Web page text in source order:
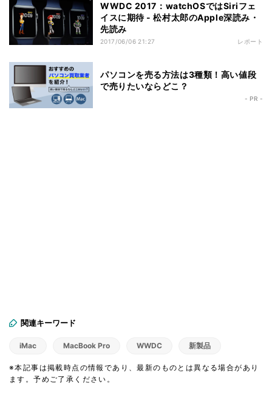
WWDC 2017：watchOSではSiriフェ
イスに期待 - 松村太郎のApple深読み・
先読み
2017/06/06 21:27 レポート
パソコンを売る方法は3種類！高い値段
で売りたいならどこ？
- PR -
関連キーワード
iMac MacBook Pro WWDC 新製品
※本記事は掲載時点の情報であり、最新のものとは異なる場合があり
ます。予めご了承ください。